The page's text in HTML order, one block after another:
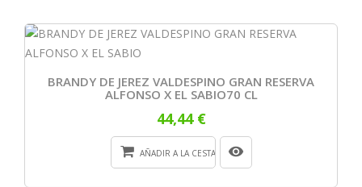
BRANDY DE JEREZ VALDESPINO GRAN RESERVA
ALFONSO X EL SABIO70 CL
44,44 €
AÑADIR A LA CESTA